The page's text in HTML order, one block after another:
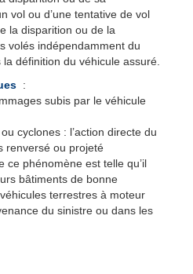
vol ou d’une tentative de vol
la disparition ou de la
volés indépendamment du
définition du véhicule assuré.
:
subis par le véhicule
cyclones : l’action directe du
renversé ou projeté
ce phénomène est telle qu’il
bâtiments de bonne
terrestres à moteur
du sinistre ou dans les